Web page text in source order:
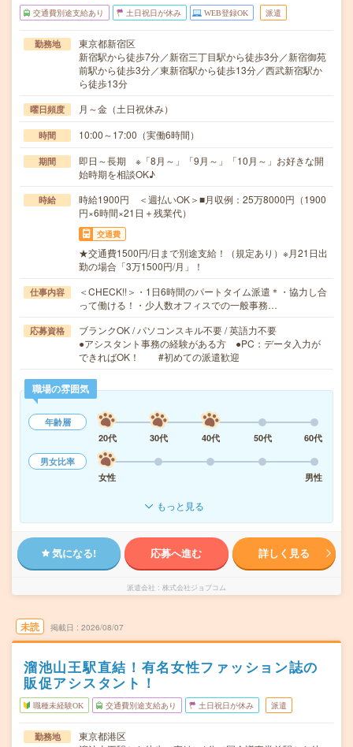
交通費別途支給あり 土日祝日が休み WEB登録OK 派遣
勤務地
東京都新宿区
新宿駅から徒歩7分／新宿三丁目駅から徒歩3分／新宿御苑
前駅から徒歩3分／東新宿駅から徒歩13分／西武新宿駅か
ら徒歩13分
曜日頻度 月～金（土日祝休み）
時間 10:00～17:00（実働6時間）
期間
即日～長期 ※「8月～」「9月～」「10月～」お好きな開
始時期を相談OK♪
時給
時給1900円 ＜週払いOK＞■月収例：25万8000円（1900
円×6時間×21日＋残業代）
交通費
★交通費1500円/日まで別途支給！（規定あり）※月21日出
勤の場合「3万1500円/月」！
仕事内容
＜CHECK!!＞・1日6時間のパートタイム派遣＊・協力し合
って働ける！・少人数オフィスでの一般事務…
応募資格
ブランクOK / パソコンスキル不要 / 英語力不要
●アシスタント事務の経験がある方 ●PC：データ入力が
できればOK！ #初めての派遣歓迎
職場の雰囲気
年齢層
20代
30代 40代 50代
60代
男女比率
女性
男性
もっと見る
気になる! 応募へ進む 詳しく見る
派遣会社 株式会社ジョブコム
未読 掲載日 2026/08/07
溜池山王駅直結！有名女性ファッション誌の
販促アシスタント！
職種未経験OK 交通費別途支給あり 土日祝日が休み 派遣
勤務地
東京都港区